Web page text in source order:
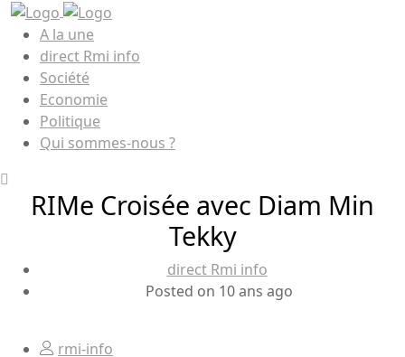
A la une
direct Rmi info
Société
Economie
Politique
Qui sommes-nous ?
RIMe Croisée avec Diam Min
Tekky
direct Rmi info
Posted on 10 ans ago
rmi-info